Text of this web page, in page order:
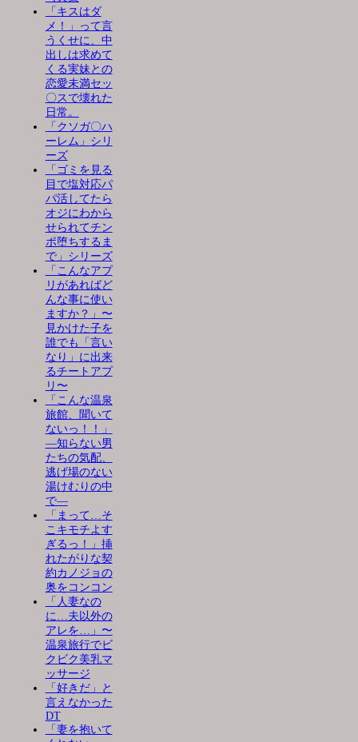
「キスはダ
メ！」って言
うくせに、中
出しは求めて
くる実妹との
恋愛未満セッ
〇スで壊れた
日常。
「クソガ〇ハ
ーレム」シリ
ーズ
「ゴミを見る
目で塩対応パ
パ活してたら
オジにわから
せられてチン
ポ堕ちするま
で」シリーズ
「こんなアプ
リがあればど
んな事に使い
ますか？」〜
見かけた子を
誰でも「言い
なり」に出来
るチートアプ
リ〜
「こんな温泉
旅館、聞いて
ないっ！！」
―知らない男
たちの気配、
逃げ場のない
湯けむりの中
で―
「まって…そ
こキモチよす
ぎるっ！」挿
れたがりな契
約カノジョの
奥をコンコン
「人妻なの
に…夫以外の
アレを…」〜
温泉旅行でビ
クビク美乳マ
ッサージ
「好きだ」と
言えなかった
DT
「妻を抱いて